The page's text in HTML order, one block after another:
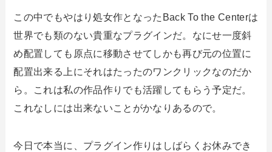
この中でもやはり処女作となったBack To the Centerは
世界でも類のない貴重なプラグインだ。なにせ一度斜
め配置しても原点に移動させてしかも再び元の位置に
配置出来る上にそれはたったのワンクリックなのだか
ら。これは私の作品作りでも活躍してもらう予定だ。
これなしには出来ないことがかなりあるので。
今日で本当に、プラグイン作りはしばらくお休みでき